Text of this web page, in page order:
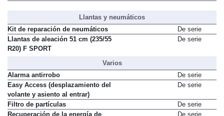
Llantas y neumáticos
Kit de reparación de neumáticos
De serie
Llantas de aleación 51 cm (235/55
R20) F SPORT
De serie
Varios
Alarma antirrobo
De serie
Easy Access (desplazamiento del
volante y asiento al entrar)
De serie
Filtro de partículas
De serie
Recuperación de la energía de
De serie